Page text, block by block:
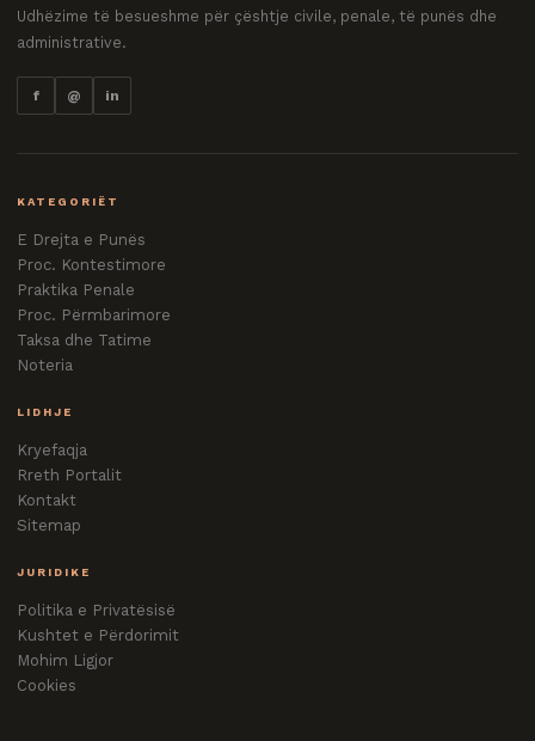
Udhëzime të besueshme për çështje civile, penale, të punës dhe
administrative.
f @ in
KATEGORIËT
E Drejta e Punës
Proc. Kontestimore
Praktika Penale
Proc. Përmbarimore
Taksa dhe Tatime
Noteria
LIDHJE
Kryefaqja
Rreth Portalit
Kontakt
Sitemap
JURIDIKE
Politika e Privatësisë
Kushtet e Përdorimit
Mohim Ligjor
Cookies